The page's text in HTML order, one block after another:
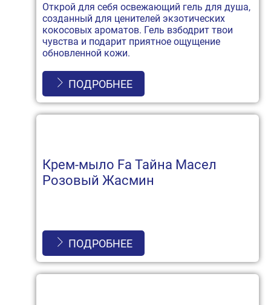
Открой для себя освежающий гель для душа,
созданный для ценителей экзотических
кокосовых ароматов. Гель взбодрит твои
чувства и подарит приятное ощущение
обновленной кожи.
ПОДРОБНЕЕ
Крем-мыло Fa Тайна Масел
Розовый Жасмин
ПОДРОБНЕЕ